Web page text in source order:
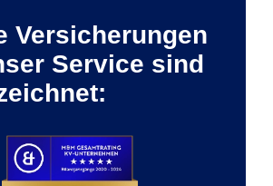
Versicherungen
Service sind